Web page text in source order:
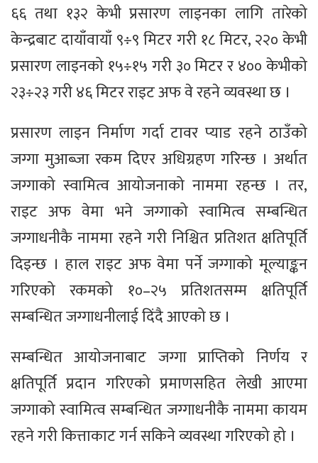
६६ तथा १३२ केभी प्रसारण लाइनका लागि तारेको
केन्द्रबाट दायाँवायाँ ९÷९ मिटर गरी १८ मिटर, २२० केभी
प्रसारण लाइनको १५÷१५ गरी ३० मिटर र ४०० केभीको
२३÷२३ गरी ४६ मिटर राइट अफ वे रहने व्यवस्था छ ।
प्रसारण लाइन निर्माण गर्दा टावर प्याड रहने ठाउँको
जग्गा मुआब्जा रकम दिएर अधिग्रहण गरिन्छ । अर्थात
जग्गाको स्वामित्व आयोजनाको नाममा रहन्छ । तर,
राइट अफ वेमा भने जग्गाको स्वामित्व सम्बन्धित
जग्गाधनीकै नाममा रहने गरी निश्चित प्रतिशत क्षतिपूर्ति
दिइन्छ । हाल राइट अफ वेमा पर्ने जग्गाको मूल्याङ्कन
गरिएको रकमको १०–२५ प्रतिशतसम्म क्षतिपूर्ति
सम्बन्धित जग्गाधनीलाई दिंदै आएको छ ।
सम्बन्धित आयोजनाबाट जग्गा प्राप्तिको निर्णय र
क्षतिपूर्ति प्रदान गरिएको प्रमाणसहित लेखी आएमा
जग्गाको स्वामित्व सम्बन्धित जग्गाधनीकै नाममा कायम
रहने गरी कित्ताकाट गर्न सकिने व्यवस्था गरिएको हो ।